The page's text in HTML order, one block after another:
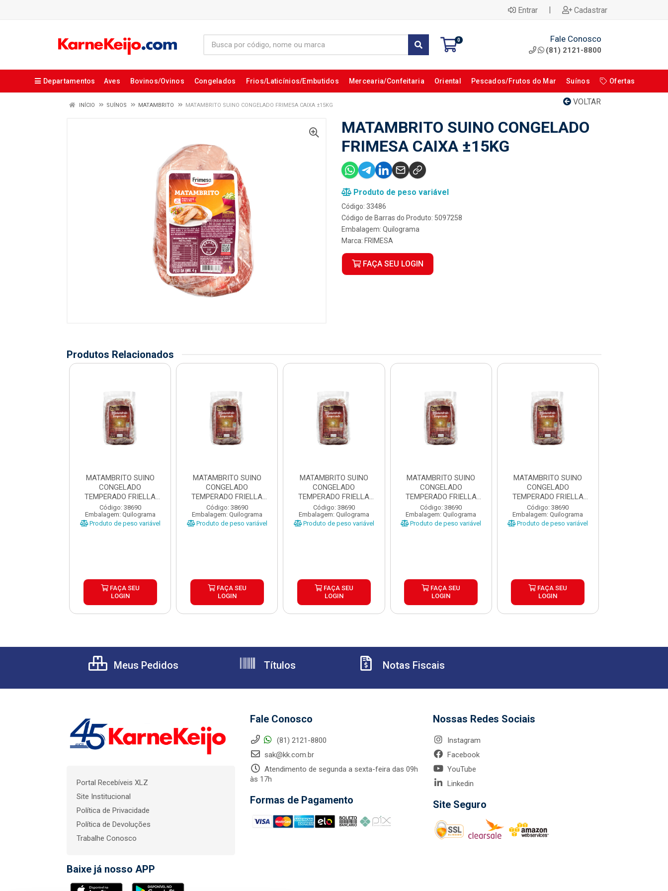
Entrar | Cadastrar
0 Fale Conosco
(81) 2121-8800
Departamentos Aves Bovinos/Ovinos Congelados Frios/Laticínios/Embutidos Mercearia/Confeitaria Oriental Pescados/Frutos do Mar Suínos Ofertas
VOLTAR
INÍCIO SUÍNOS MATAMBRITO MATAMBRITO SUINO CONGELADO FRIMESA CAIXA ±15KG
MATAMBRITO SUINO CONGELADO
FRIMESA CAIXA ±15KG
Produto de peso variável
Código: 33486
Código de Barras do Produto: 5097258
Embalagem: Quilograma
Marca: FRIMESA
FAÇA SEU LOGIN
Produtos Relacionados
MATAMBRITO SUINO
CONGELADO
TEMPERADO FRIELLA
CX±6KG
Código: 38690
Embalagem: Quilograma
Produto de peso variável
FAÇA SEU
LOGIN
MATAMBRITO SUINO
CONGELADO
TEMPERADO FRIELLA
CX±6KG
Código: 38690
Embalagem: Quilograma
Produto de peso variável
FAÇA SEU
LOGIN
MATAMBRITO SUINO
CONGELADO
TEMPERADO FRIELLA
CX±6KG
Código: 38690
Embalagem: Quilograma
Produto de peso variável
FAÇA SEU
LOGIN
MATAMBRITO SUINO
CONGELADO
TEMPERADO FRIELLA
CX±6KG
Código: 38690
Embalagem: Quilograma
Produto de peso variável
FAÇA SEU
LOGIN
MATAMBRITO SUINO
CONGELADO
TEMPERADO FRIELLA
CX±6KG
Código: 38690
Embalagem: Quilograma
Produto de peso variável
FAÇA SEU
LOGIN
Meus Pedidos Títulos Notas Fiscais
Portal Recebíveis XLZ
Site Institucional
Política de Privacidade
Política de Devoluções
Trabalhe Conosco
Baixe já nosso APP
Fale Conosco
(81) 2121-8800
sak@kk.com.br
Atendimento de segunda a sexta-feira das 09h
às 17h
Formas de Pagamento
Nossas Redes Sociais
Instagram
Facebook
YouTube
Linkedin
Site Seguro